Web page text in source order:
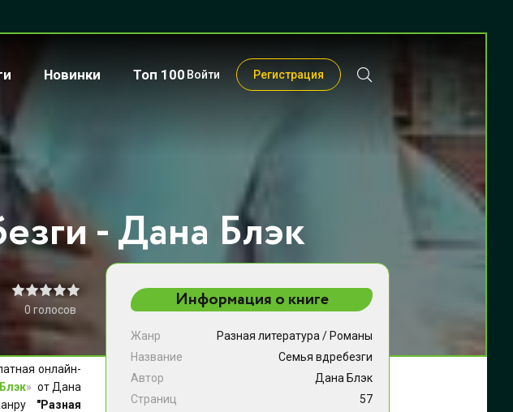
Новинки Топ 100 Войти Регистрация
- Дана Блэк
0 голосов
онлайн-
» от Дана
"Разная
Информация о книге
Жанр Разная литература / Романы
Название
Семья вдребезги
Автор
Дана Блэк
Страниц
57